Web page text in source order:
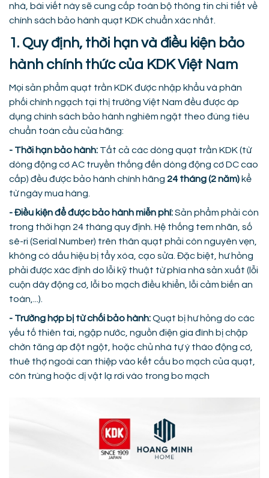
nhà, bài viết này sẽ cung cấp toàn bộ thông tin chi tiết về
chính sách bảo hành quạt KDK chuẩn xác nhất.
1. Quy định, thời hạn và điều kiện bảo
hành chính thức của KDK Việt Nam
Mọi sản phẩm quạt trần KDK được nhập khẩu và phân
phối chính ngạch tại thị trường Việt Nam đều được áp
dụng chính sách bảo hành nghiêm ngặt theo đúng tiêu
chuẩn toàn cầu của hãng:
- Thời hạn bảo hành: Tất cả các dòng quạt trần KDK (từ
dòng động cơ AC truyền thống đến dòng động cơ DC cao
cấp) đều được bảo hành chính hãng 24 tháng (2 năm) kể
từ ngày mua hàng.
- Điều kiện để được bảo hành miễn phí:Sản phẩm phải còn
trong thời hạn 24 tháng quy định. Hệ thống tem nhãn, số
sê-ri (Serial Number) trên thân quạt phải còn nguyên vẹn,
không có dấu hiệu bị tẩy xóa, cạo sửa. Đặc biệt, hư hỏng
phải được xác định do lỗi kỹ thuật từ phía nhà sản xuất (lỗi
cuộn dây động cơ, lỗi bo mạch điều khiển, lỗi cảm biến an
toàn,...).
- Trường hợp bị từ chối bảo hành:Quạt bị hư hỏng do các
yếu tố thiên tai, ngập nước, nguồn điện gia đình bị chập
chờn tăng áp đột ngột, hoặc chủ nhà tự ý tháo động cơ,
thuê thợ ngoài can thiệp vào kết cấu bo mạch của quạt,
côn trùng hoặc dị vật lạ rơi vào trong bo mạch